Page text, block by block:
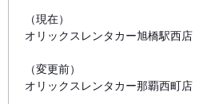
（現在）
オリックスレンタカー旭橋駅西店
（変更前）
オリックスレンタカー那覇西町店